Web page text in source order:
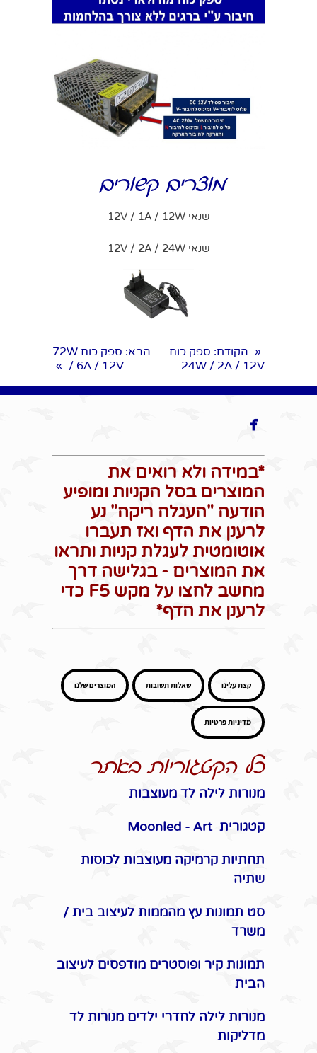
מוצרים קשורים
שנאי 12V / 1A / 12W
שנאי 12V / 2A / 24W
« הקודם: ספק כוח
24W / 2A / 12V
הבא
: ספק כוח 72W
/ 6A / 12V
»

*במידה ולא רואים את
המוצרים בסל הקניות ומופיע
הודעה "העגלה ריקה" נע
לרענן את הדף ואז תעברו
אוטומטית לעגלת קניות ותראו
את המוצרים - בגלישה דרך
מחשב לחצו על מקש F5 כדי
לרענן את הדף*
קצת עלינו שאלות תשובות המוצרים שלנו
מדיניות פרטיות
כל הקטגוריות באתר
מנורות לילה לד מעוצבות
קטגורית Moonled - Art
תחתיות קרמיקה מעוצבות לכוסות
שתיה
סט תמונות עץ מהממות לעיצוב בית /
משרד
תמונות קיר ופוסטרים מודפסים לעיצוב
הבית
מנורות לילה לחדרי ילדים מנורות לד
מדליקות